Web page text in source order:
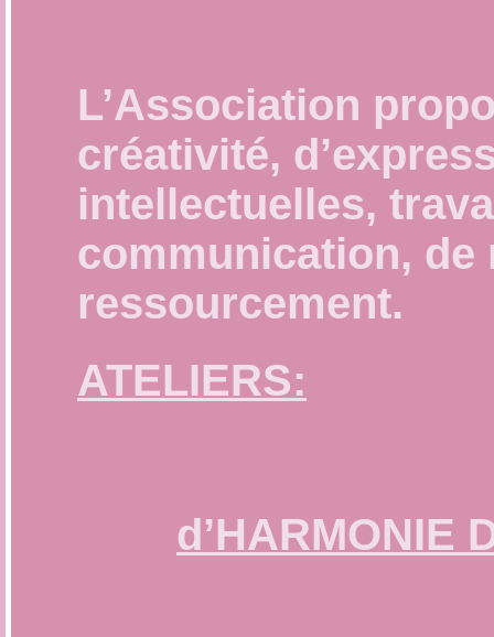
L’Association
créativité,
intellectuelles,
communication, de
ressourcement.
ATELIERS:
d’HARMONIE